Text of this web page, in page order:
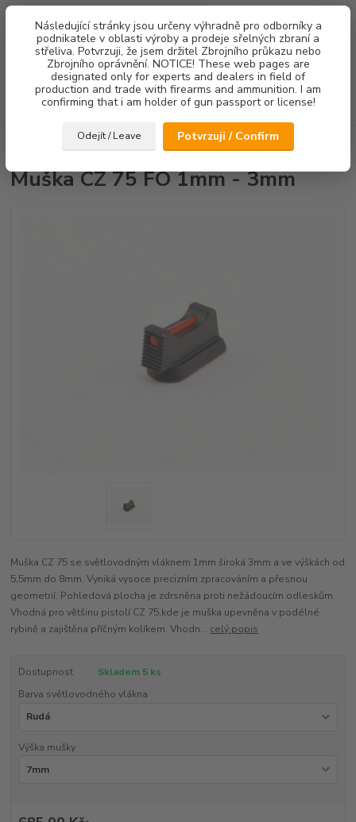
Následující stránky jsou určeny výhradně pro odborníky a
podnikatele v oblasti výroby a prodeje sřelných zbraní a
střeliva. Potvrzuji, že jsem držitel Zbrojního průkazu nebo
Zbrojního oprávnění. NOTICE! These web pages are
designated only for experts and dealers in field of
production and trade with firearms and ammunition. I am
confirming that i am holder of gun passport or license!
Odejít / Leave Potvrzuji / Confirm
Menu
Hledat
za0,00 Kč
Muška CZ 75 FO 1mm - 3mm
Muška CZ 75 FO 1mm - 3mm
Muška CZ 75 se světlovodným vláknem 1mm široká 3mm a ve výškách od
5,5mm do 8mm. Vyniká vysoce precizním zpracováním a přesnou
geometrií. Pohledová plocha je zdrsněna proti nežádoucím odleskům.
Vhodná pro většinu pistolí CZ 75,kde je muška upevněna v podélné
rybině a zajištěna příčným kolíkem. Vhodn... celý popis
Dostupnost
Skladem 5 ks
Barva světlovodného vlákna
Výška mušky